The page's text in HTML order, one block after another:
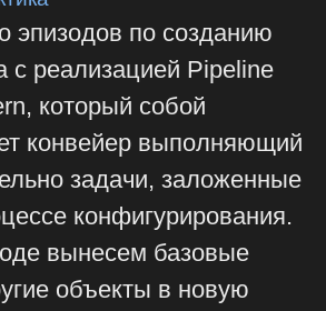
эпизодов по созданию
с реализацией Pipeline
который собой
конвейер выполняющий
задачи, заложенные
конфигурирования.
вынесем базовые
объекты в новую